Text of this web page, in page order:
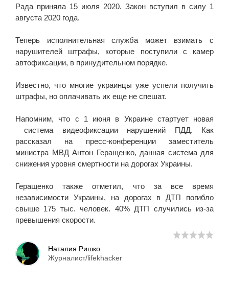
Рада приняла 15 июля 2020. Закон вступил в силу 1
августа 2020 года.
Теперь исполнительная служба может взимать с
нарушителей штрафы, которые поступили с камер
автофиксации, в принудительном порядке.
Известно, что многие украинцы уже успели получить
штрафы, но оплачивать их еще не спешат.
Напомним, что с 1 июня в Украине стартует новая
система видеофиксации нарушений ПДД. Как
рассказал на пресс-конференции заместитель
министра МВД Антон Геращенко, данная система для
снижения уровня смертности на дорогах Украины.
Геращенко также отметил, что за все время
независимости Украины, на дорогах в ДТП погибло
свыше 175 тыс. человек. 40% ДТП случились из-за
превышения скорости.
Наталия Ришко
Журналист/lifekhacker